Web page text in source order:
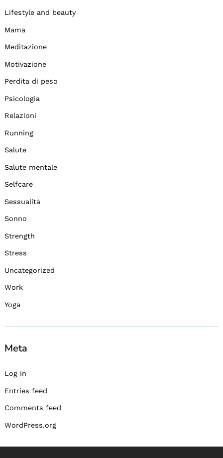
Lifestyle and beauty
Mama
Meditazione
Motivazione
Perdita di peso
Psicologia
Relazioni
Running
Salute
Salute mentale
Selfcare
Sessualità
Sonno
Strength
Stress
Uncategorized
Work
Yoga
Meta
Log in
Entries feed
Comments feed
WordPress.org